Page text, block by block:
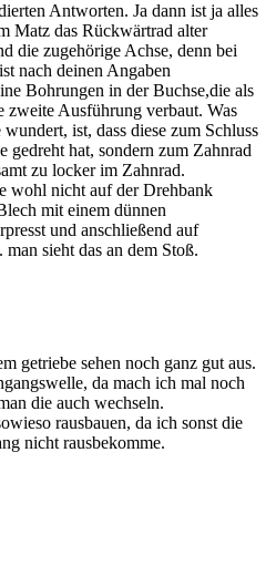
Antworten. Ja dann ist ja alles
Matz das Rückwärtrad alter
die zugehörige Achse, denn bei
nach deinen Angaben
Bohrungen in der Buchse,die als
zweite Ausführung verbaut. Was
ist, dass diese zum Schluss
gedreht hat, sondern zum Zahnrad
zu locker im Zahnrad.
wohl nicht auf der Drehbank
mit einem dünnen
und anschließend auf
sieht das an dem Stoß.
getriebe sehen noch ganz gut aus.
da mach ich mal noch
die auch wechseln.
rausbauen, da ich sonst die
nicht rausbekomme.